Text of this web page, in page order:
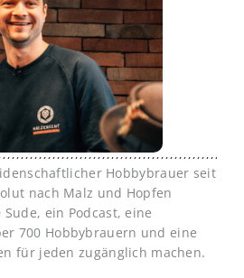
Hobbybrauer seit
nach Malz und Hopfen
ein Podcast, eine
700 Hobbybrauern und eine
für jeden zugänglich machen.